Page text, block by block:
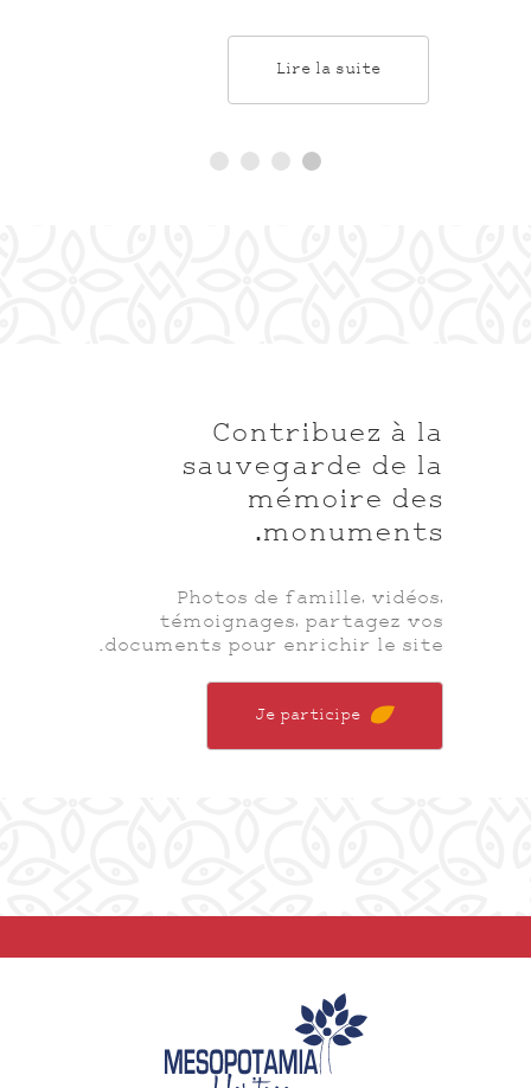
Lire la suite
Contribuez à la
sauvegarde de la
mémoire des
monuments.
Photos de famille, vidéos,
témoignages, partagez vos
documents pour enrichir le site.
Je participe